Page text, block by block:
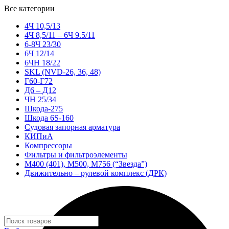
Все категории
4Ч 10,5/13
4Ч 8,5/11 – 6Ч 9.5/11
6-8Ч 23/30
6Ч 12/14
6ЧН 18/22
SKL (NVD-26, 36, 48)
Г60-Г72
Д6 – Д12
ЧН 25/34
Шкода-275
Шкода 6S-160
Судовая запорная арматура
КИПиА
Компрессоры
Фильтры и фильтроэлементы
М400 (401), М500, М756 (“Звезда”)
Движительно – рулевой комплекс (ДРК)